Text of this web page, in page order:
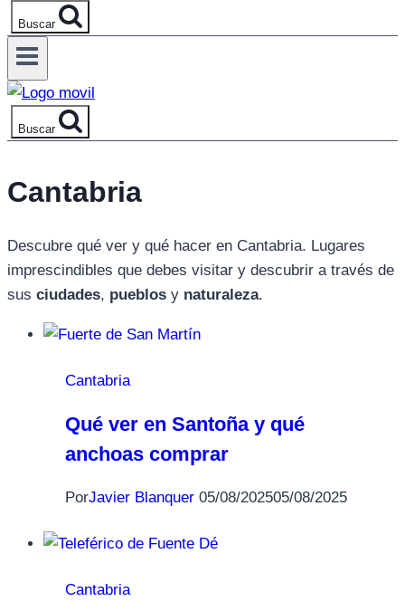
Buscar
Buscar
Cantabria
Descubre qué ver y qué hacer en Cantabria. Lugares
imprescindibles que debes visitar y descubrir a través de
sus ciudades, pueblos y naturaleza.
Cantabria
Qué ver en Santoña y qué
anchoas comprar
PorJavier Blanquer 05/08/202505/08/2025
Cantabria